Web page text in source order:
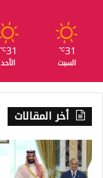
31
℃
السبت
31
℃
الأحد
أخر المقالات